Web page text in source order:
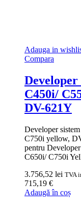
Adauga in
Compara
C450i/
DV-621Y
Developer
C750i yellow,
pentru
C650i/ C750i
3.756,52 lei TVA
715,19 €
Adaugă în coș